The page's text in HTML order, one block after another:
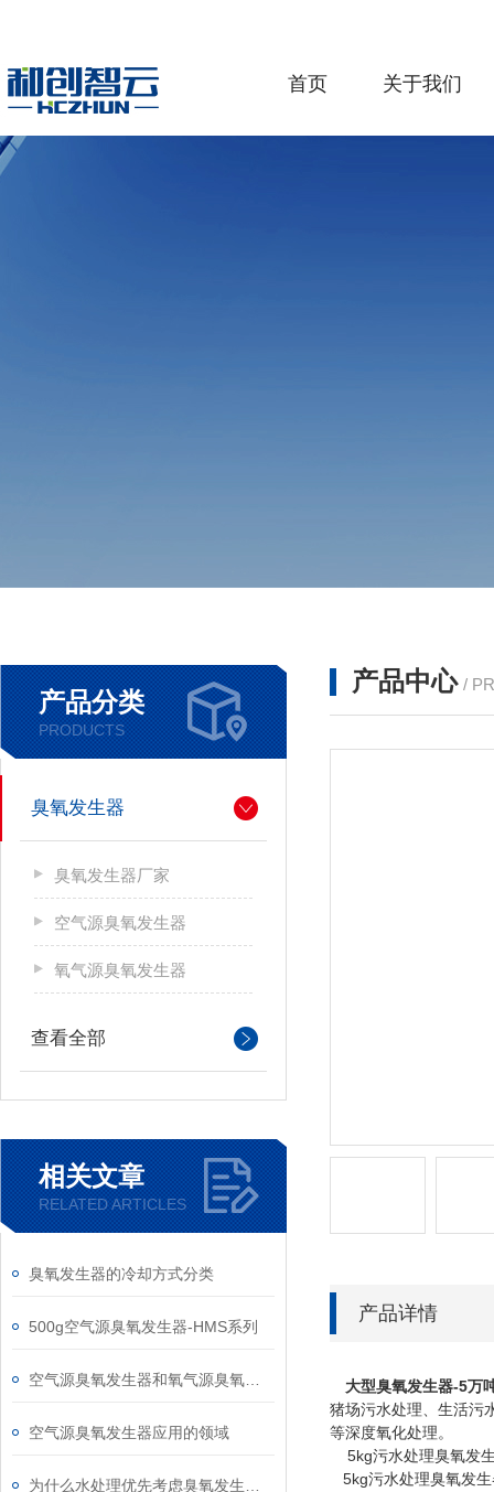
首页 关于我们
产品分类
PRODUCTS
臭氧发生器
臭氧发生器厂家
空气源臭氧发生器
氧气源臭氧发生器
查看全部
相关文章
RELATED ARTICLES
臭氧发生器的冷却方式分类
500g空气源臭氧发生器-HMS系列
空气源臭氧发生器应用的领域
产品中心 /
产品详情
大型臭氧发生器-5万
猪场污水处理、生活污
等深度氧化处理。
5kg污水处理臭氧发
5kg污水处理臭氧发